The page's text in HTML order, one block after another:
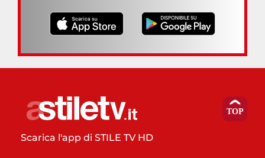
Scarica l'app di STILE TV HD